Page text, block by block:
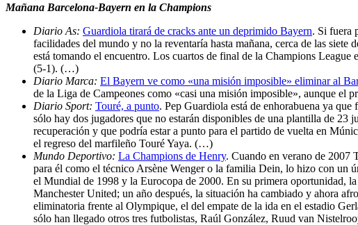
Mañana Barcelona-Bayern en la Champions
Diario As: Guardiola tirará de cracks ante un deprimido Bayern. Si fuera
facilidades del mundo y no la reventaría hasta mañana, cerca de las
está tomando el encuentro. Los cuartos de final de la Champions
(5-1). (…)
Diario Marca: El Bayern ve como «una misión imposible» eliminar al
de la Liga de Campeones como «casi una misión imposible», aunque
Diario Sport: Touré, a punto. Pep Guardiola está de enhorabuena ya
sólo hay dos jugadores que no estarán disponibles de una plantilla de
recuperación y que podría estar a punto para el partido de vuelta en
el regreso del marfileño Touré Yaya. (…)
Mundo Deportivo: La Champions de Henry. Cuando en verano de 2007
para él como el técnico Arsène Wenger o la familia Dein, lo hizo con un
el Mundial de 1998 y la Eurocopa de 2000. En su primera oportunidad,
Manchester United; un año después, la situación ha cambiado y ahora
eliminatoria frente al Olympique, el del empate de la ida en el estadio
sólo han llegado otros tres futbolistas, Raúl González, Ruud van